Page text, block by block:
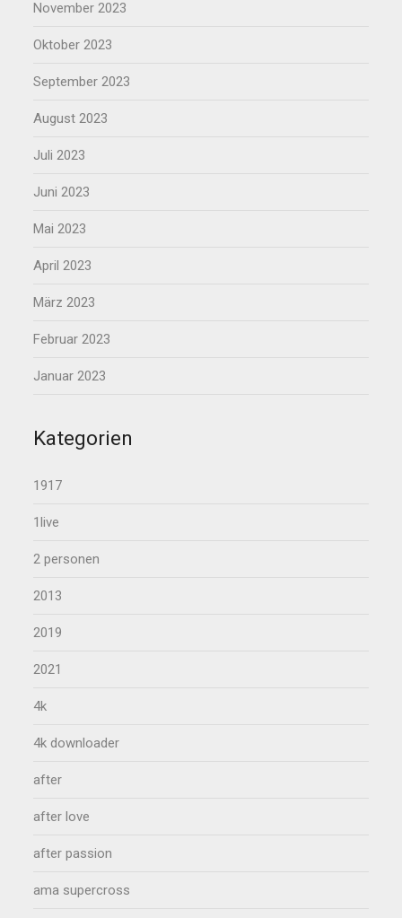
November 2023
Oktober 2023
September 2023
August 2023
Juli 2023
Juni 2023
Mai 2023
April 2023
März 2023
Februar 2023
Januar 2023
Kategorien
1917
1live
2 personen
2013
2019
2021
4k
4k downloader
after
after love
after passion
ama supercross